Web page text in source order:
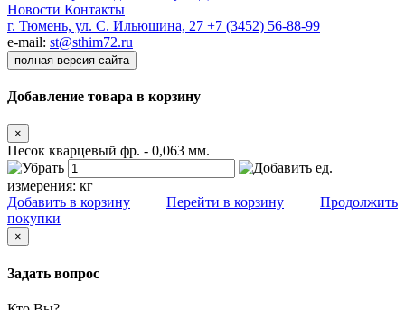
Новости Контакты
г. Тюмень, ул. С. Ильюшина, 27 +7 (3452) 56-88-99
e-mail: st@sthim72.ru
полная версия сайта
Добавление товара в корзину
×
Песок кварцевый фр. - 0,063 мм.
ед.
измерения: кг
Добавить в корзину
Перейти в корзину
Продолжить
покупки
×
Задать вопрос